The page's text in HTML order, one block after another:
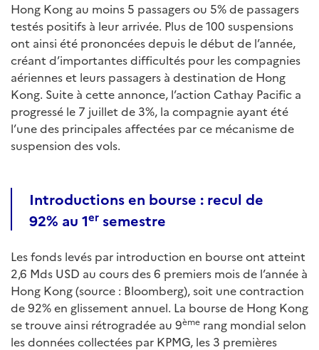
Hong Kong au moins 5 passagers ou 5% de passagers
testés positifs à leur arrivée. Plus de 100 suspensions
ont ainsi été prononcées depuis le début de l’année,
créant d’importantes difficultés pour les compagnies
aériennes et leurs passagers à destination de Hong
Kong. Suite à cette annonce, l’action Cathay Pacific a
progressé le 7 juillet de 3%, la compagnie ayant été
l’une des principales affectées par ce mécanisme de
suspension des vols.
Introductions en bourse : recul de
92% au 1er semestre
Les fonds levés par introduction en bourse ont atteint
2,6 Mds USD au cours des 6 premiers mois de l’année à
Hong Kong (source : Bloomberg), soit une contraction
de 92% en glissement annuel. La bourse de Hong Kong
se trouve ainsi rétrogradée au 9ème rang mondial selon
les données collectées par KPMG, les 3 premières